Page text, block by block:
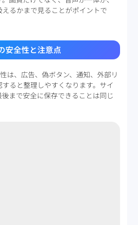
るかまで見ることがポイントで
安全性と注意点
は、広告、偽ボタン、通知、外部リ
ると整理しやすくなります。サイ
後まで安全に保存できることは同じ